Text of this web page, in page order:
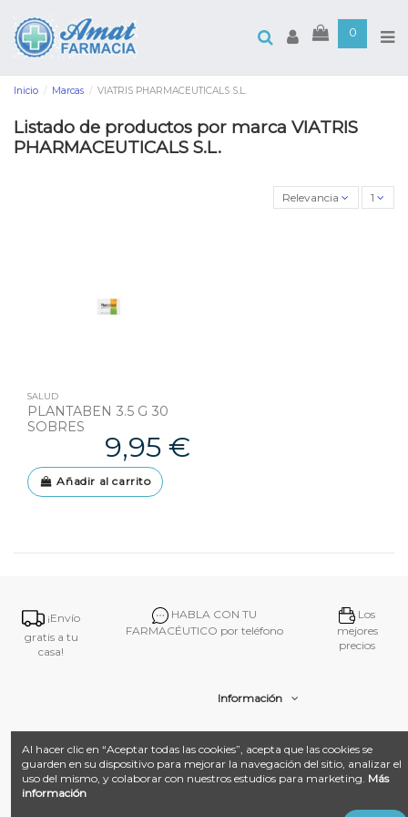
0
Inicio Marcas VIATRIS PHARMACEUTICALS S.L.
Listado de productos por marca VIATRIS
PHARMACEUTICALS S.L.
Relevancia 1
SALUD
PLANTABEN 3.5 G 30
SOBRES
9,95 €
Añadir al carrito
¡Envío
gratis a tu
casa!
HABLA CON TU
FARMACÉUTICO por teléfono
Los
mejores
precios
Información
Al hacer clic en “Aceptar todas las cookies”, acepta que las cookies se
guarden en su dispositivo para mejorar la navegación del sitio, analizar el
uso del mismo, y colaborar con nuestros estudios para marketing. Más
información